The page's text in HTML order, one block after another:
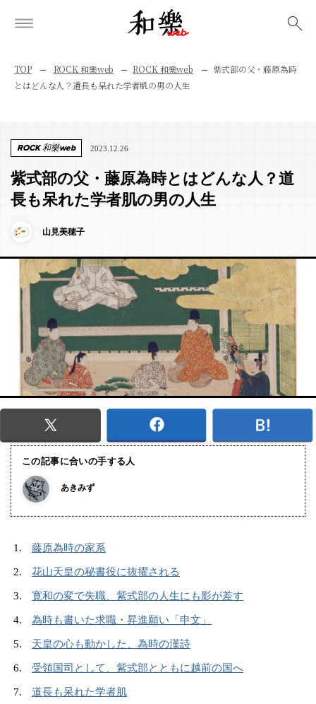
TOP ROCK 和樂web ROCK 和樂web
紫式部の父・藤原為時
とはどんな人？道長も呆れた学者肌の男の人生
ROCK 和樂web 2023.12.26
紫式部の父・藤原為時とはどんな人？道
長も呆れた学者肌の男の人生
山見美穂子
この記事に合いの手する人
あきみず
藤原為時の家系
花山天皇の秘書役に抜擢される
寛和の変で失職、紫式部の人生にも影が差す
為時も書いた求職・昇進願い「申文」
天皇の心も動かした、為時の漢詩
受領国司として、紫式部とともに越前の国へ
道長も呆れた学者肌